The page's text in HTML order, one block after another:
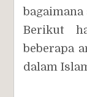
Berikut
beberapa
dalam